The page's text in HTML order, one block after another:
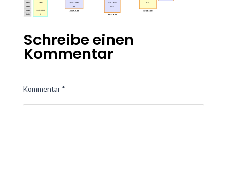
Schreibe einen
Kommentar
Kommentar *